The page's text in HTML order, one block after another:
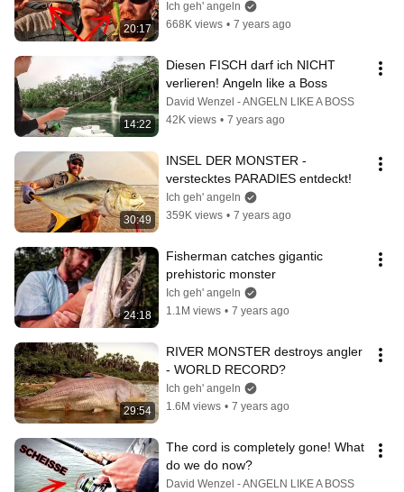
20:17
Ich geh' angeln
668K views • 7 years ago
14:22
Diesen FISCH darf ich NICHT
verlieren! Angeln like a Boss
David Wenzel - ANGELN LIKE A BOSS
42K views • 7 years ago
30:49
INSEL DER MONSTER -
verstecktes PARADIES entdeckt!
Ich geh' angeln
359K views • 7 years ago
24:18
Fisherman catches gigantic
prehistoric monster
Ich geh' angeln
1.1M views • 7 years ago
29:54
RIVER MONSTER destroys angler
- WORLD RECORD?
Ich geh' angeln
1.6M views • 7 years ago
The cord is completely gone! What
do we do now?
David Wenzel - ANGELN LIKE A BOSS